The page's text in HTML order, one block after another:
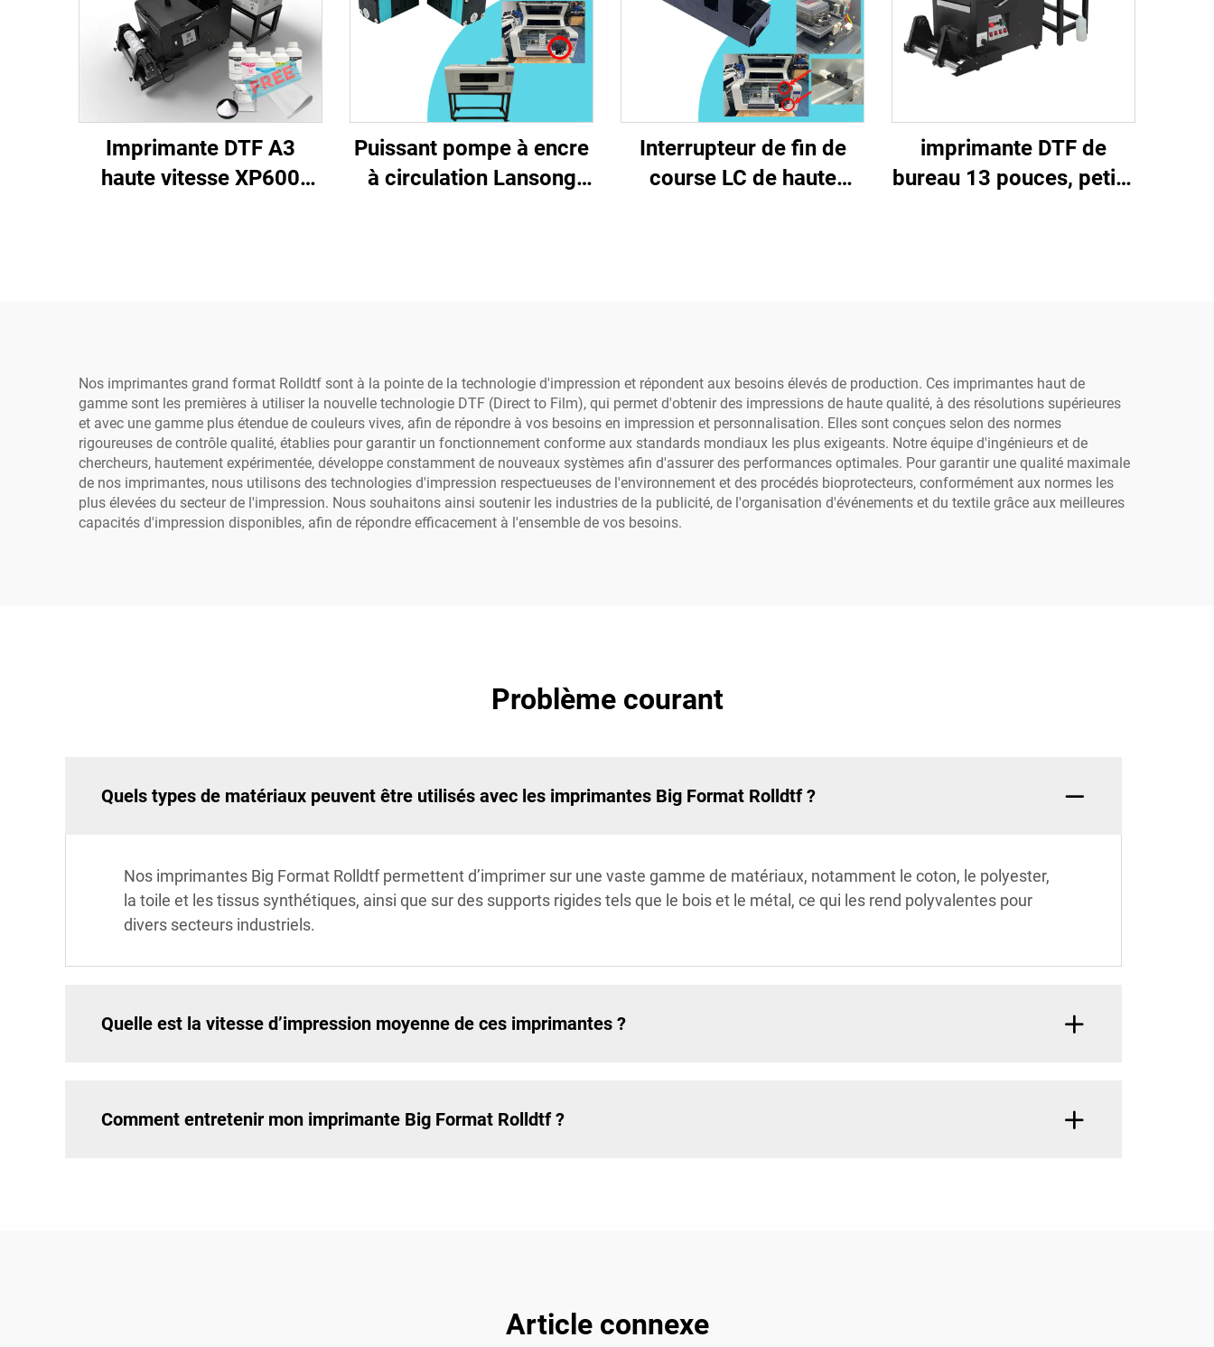
Imprimante DTF A3
haute vitesse XP600
Puissant pompe à encre
à circulation Lansong
Interrupteur de fin de
course LC de haute
écologique, UV DTF
imprimante DTF de
bureau 13 pouces, petite
Nos imprimantes grand format Rolldtf sont à la pointe de la technologie d'impression et répondent aux besoins élevés de production. Ces imprimantes haut de
gamme sont les premières à utiliser la nouvelle technologie DTF (Direct to Film), qui permet d'obtenir des impressions de haute qualité, à des résolutions supérieures
et avec une gamme plus étendue de couleurs vives, afin de répondre à vos besoins en impression et personnalisation. Elles sont conçues selon des normes
rigoureuses de contrôle qualité, établies pour garantir un fonctionnement conforme aux standards mondiaux les plus exigeants. Notre équipe d'ingénieurs et de
chercheurs, hautement expérimentée, développe constamment de nouveaux systèmes afin d'assurer des performances optimales. Pour garantir une qualité maximale
de nos imprimantes, nous utilisons des technologies d'impression respectueuses de l'environnement et des procédés bioprotecteurs, conformément aux normes les
plus élevées du secteur de l'impression. Nous souhaitons ainsi soutenir les industries de la publicité, de l'organisation d'événements et du textile grâce aux meilleures
capacités d'impression disponibles, afin de répondre efficacement à l'ensemble de vos besoins.
Problème courant
Quels types de matériaux peuvent être utilisés avec les imprimantes Big Format Rolldtf ?
Nos imprimantes Big Format Rolldtf permettent d’imprimer sur une vaste gamme de matériaux, notamment le coton, le polyester,
la toile et les tissus synthétiques, ainsi que sur des supports rigides tels que le bois et le métal, ce qui les rend polyvalentes pour
divers secteurs industriels.
Quelle est la vitesse d’impression moyenne de ces imprimantes ?
Comment entretenir mon imprimante Big Format Rolldtf ?
Article connexe